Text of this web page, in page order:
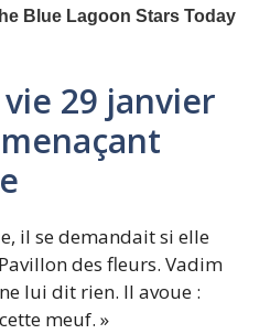
29 janvier
il se demandait si elle
des fleurs. Vadim
lui dit rien. Il avoue :
meuf. »